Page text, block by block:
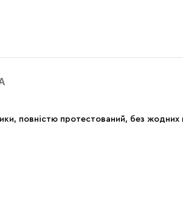
повністю протестований, без